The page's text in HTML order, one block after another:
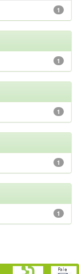
1
1
1
1
1